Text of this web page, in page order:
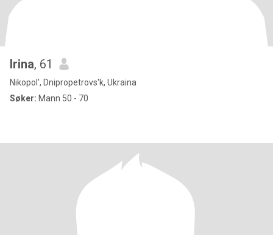
Irina, 61
Nikopol', Dnipropetrovs'k, Ukraina
Søker: Mann 50 - 70